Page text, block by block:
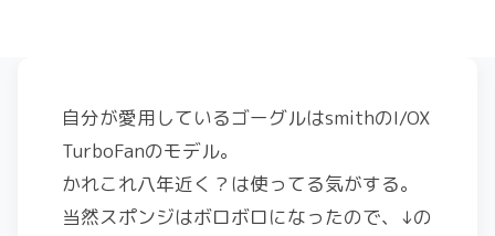
自分が愛用しているゴーグルはsmithのI/OX
TurboFanのモデル。
かれこれ八年近く？は使ってる気がする。
当然スポンジはボロボロになったので、↓の